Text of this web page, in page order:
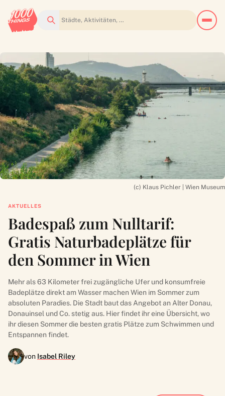
Suchen
(c) Klaus Pichler | Wien Museum
AKTUELLES
Badespaß zum Nulltarif:
Gratis Naturbadeplätze für
den Sommer in Wien
Mehr als 63 Kilometer frei zugängliche Ufer und konsumfreie
Badeplätze direkt am Wasser machen Wien im Sommer zum
absoluten Paradies. Die Stadt baut das Angebot an Alter Donau,
Donauinsel und Co. stetig aus. Hier findet ihr eine Übersicht, wo
ihr diesen Sommer die besten gratis Plätze zum Schwimmen und
Entspannen findet.
von Isabel Riley